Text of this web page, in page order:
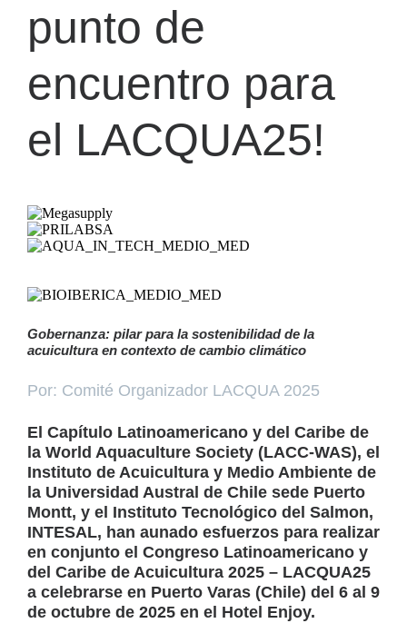
punto de
encuentro para
el LACQUA25!
Gobernanza: pilar para la sostenibilidad de la
acuicultura en contexto de cambio climático
Por: Comité Organizador LACQUA 2025
El Capítulo Latinoamericano y del Caribe de
la World Aquaculture Society (LACC-WAS), el
Instituto de Acuicultura y Medio Ambiente de
la Universidad Austral de Chile sede Puerto
Montt, y el Instituto Tecnológico del Salmon,
INTESAL, han aunado esfuerzos para realizar
en conjunto el Congreso Latinoamericano y
del Caribe de Acuicultura 2025 – LACQUA25
a celebrarse en Puerto Varas (Chile) del 6 al 9
de octubre de 2025 en el Hotel Enjoy.